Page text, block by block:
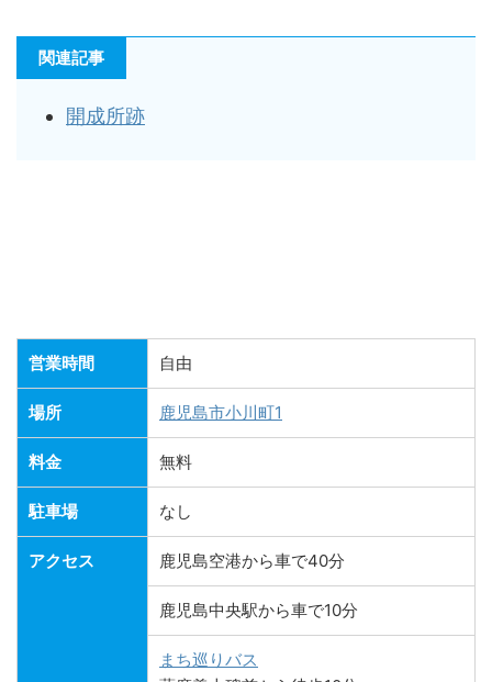
関連記事
開成所跡
営業時間 自由
場所 鹿児島市小川町1
料金 無料
駐車場 なし
アクセス 鹿児島空港から車で40分
鹿児島中央駅から車で10分
まち巡りバス